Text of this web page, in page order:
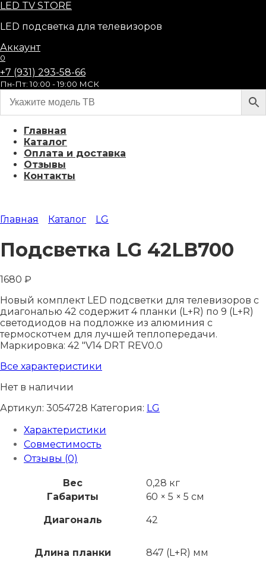
Перейти
содержанию
LED TV STORE
LED подсветка для телевизоров
Аккаунт
0
+7 (931) 293-58-66
Пн-Пт: 10:00 - 19:00 МСК
Главная
Каталог
Оплата и доставка
Отзывы
Контакты
Главная Каталог LG
Подсветка LG 42LB700
1680 ₽
Новый комплект LED подсветки для телевизоров с
диагональю 42 содержит 4 планки (L+R) по 9 (L+R)
светодиодов на подложке из алюминия с
термоскотчем для лучшей теплопередачи.
Маркировка: 42 "V14 DRT REV0.0
Все характеристики
Нет в наличии
Артикул: 3054728 Категория: LG
Характеристики
Совместимость
Отзывы (0)
Вес
0,28 кг
Габариты
60 × 5 × 5 см
Диагональ 42
Длина планки 847 (L+R) мм